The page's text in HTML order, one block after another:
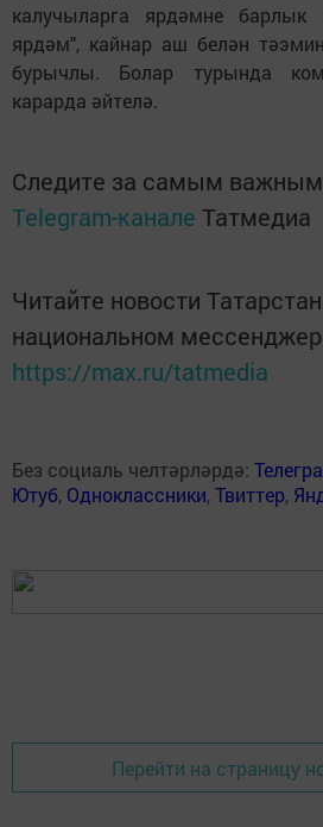
калучыларга ярдәмне барлык
ярдәм", кайнар аш белән
бурычлы. Болар турында
карарда әйтелә.
Следите за самым
Telegram-канале Татмедиа
Читайте новости
национальном
https://max.ru/tatmedia
Без социаль челтәрләрдә:
Ютуб, Одноклассники,Твиттер,
Перейти на страницу